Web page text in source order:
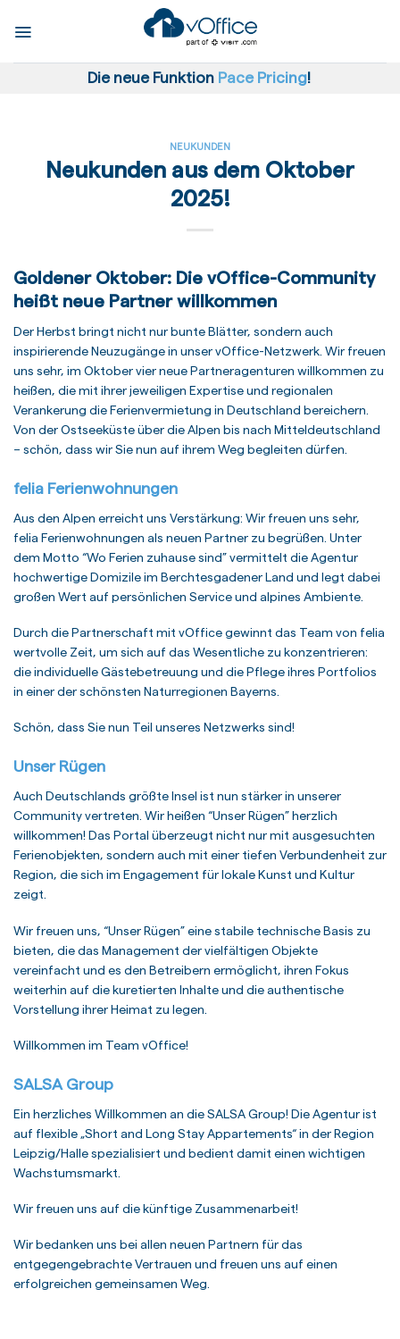
Die neue Funktion Pace Pricing!
NEUKUNDEN
Neukunden aus dem Oktober
2025!
Goldener Oktober: Die vOffice-Community
heißt neue Partner willkommen
Der Herbst bringt nicht nur bunte Blätter, sondern auch
inspirierende Neuzugänge in unser vOffice-Netzwerk. Wir freuen
uns sehr, im Oktober vier neue Partneragenturen willkommen zu
heißen, die mit ihrer jeweiligen Expertise und regionalen
Verankerung die Ferienvermietung in Deutschland bereichern.
Von der Ostseeküste über die Alpen bis nach Mitteldeutschland
– schön, dass wir Sie nun auf ihrem Weg begleiten dürfen.
felia Ferienwohnungen
Aus den Alpen erreicht uns Verstärkung: Wir freuen uns sehr,
felia Ferienwohnungen als neuen Partner zu begrüßen. Unter
dem Motto “Wo Ferien zuhause sind” vermittelt die Agentur
hochwertige Domizile im Berchtesgadener Land und legt dabei
großen Wert auf persönlichen Service und alpines Ambiente.
Durch die Partnerschaft mit vOffice gewinnt das Team von felia
wertvolle Zeit, um sich auf das Wesentliche zu konzentrieren:
die individuelle Gästebetreuung und die Pflege ihres Portfolios
in einer der schönsten Naturregionen Bayerns.
Schön, dass Sie nun Teil unseres Netzwerks sind!
Unser Rügen
Auch Deutschlands größte Insel ist nun stärker in unserer
Community vertreten. Wir heißen “Unser Rügen” herzlich
willkommen! Das Portal überzeugt nicht nur mit ausgesuchten
Ferienobjekten, sondern auch mit einer tiefen Verbundenheit zur
Region, die sich im Engagement für lokale Kunst und Kultur
zeigt.
Wir freuen uns, “Unser Rügen” eine stabile technische Basis zu
bieten, die das Management der vielfältigen Objekte
vereinfacht und es den Betreibern ermöglicht, ihren Fokus
weiterhin auf die kuretierten Inhalte und die authentische
Vorstellung ihrer Heimat zu legen.
Willkommen im Team vOffice!
SALSA Group
Ein herzliches Willkommen an die SALSA Group! Die Agentur ist
auf flexible „Short and Long Stay Appartements“ in der Region
Leipzig/Halle spezialisiert und bedient damit einen wichtigen
Wachstumsmarkt.
Wir freuen uns auf die künftige Zusammenarbeit!
Wir bedanken uns bei allen neuen Partnern für das
entgegengebrachte Vertrauen und freuen uns auf einen
erfolgreichen gemeinsamen Weg.